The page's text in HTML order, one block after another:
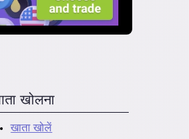
खोलना
खाता खोलें